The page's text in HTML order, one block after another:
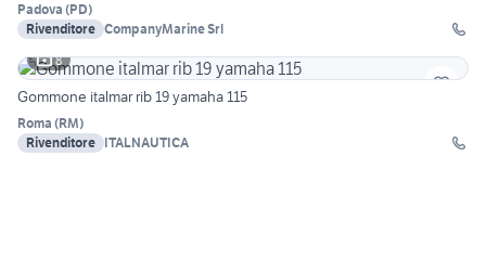
Padova (PD)
Rivenditore CompanyMarine Srl
8
Gommone italmar rib 19 yamaha 115
Roma (RM)
Rivenditore ITALNAUTICA